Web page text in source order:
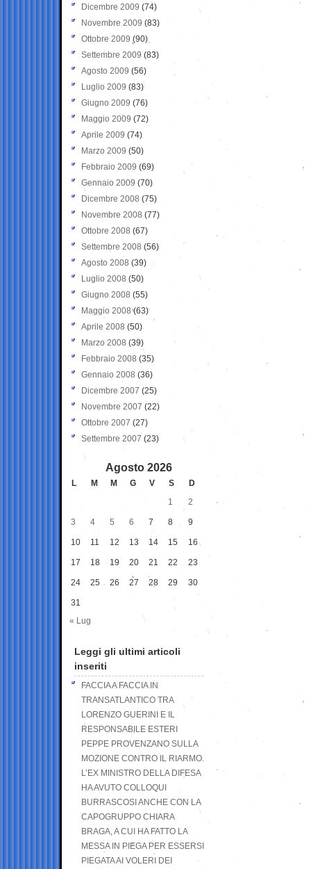
Dicembre 2009 (74)
Novembre 2009 (83)
Ottobre 2009 (90)
Settembre 2009 (83)
Agosto 2009 (56)
Luglio 2009 (83)
Giugno 2009 (76)
Maggio 2009 (72)
Aprile 2009 (74)
Marzo 2009 (50)
Febbraio 2009 (69)
Gennaio 2009 (70)
Dicembre 2008 (75)
Novembre 2008 (77)
Ottobre 2008 (67)
Settembre 2008 (56)
Agosto 2008 (39)
Luglio 2008 (50)
Giugno 2008 (55)
Maggio 2008(63)
Aprile 2008 (50)
Marzo 2008 (39)
Febbraio 2008 (35)
Gennaio 2008 (36)
Dicembre 2007 (25)
Novembre 2007 (22)
Ottobre 2007 (27)
Settembre 2007 (23)
Agosto 2026
L M M G V S
D
1
2
3 4 5 6 7 8 9
10 11 12 13 14 15 16
17 18 19 20 21 22 23
24 25 26 27 28 29 30
31
« Lug
Leggi gli ultimi articoli
inseriti
FACCIA A FACCIA IN
TRANSATLANTICO TRA
LORENZO GUERINI E IL
RESPONSABILE ESTERI
PEPPE PROVENZANO SULLA
MOZIONE CONTRO IL RIARMO.
L’EX MINISTRO DELLA DIFESA
HA AVUTO COLLOQUI
BURRASCOSI ANCHE CON LA
CAPOGRUPPO CHIARA
BRAGA, A CUI HA FATTO LA
MESSA IN PIEGA PER ESSERSI
PIEGATA AI VOLERI DEI